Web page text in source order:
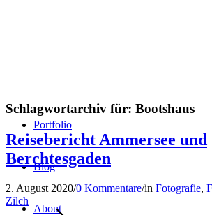
Portfolio
Blog
About
Schlagwortarchiv für: Bootshaus
Reisebericht Ammersee und
Berchtesgaden
2. August 2020/0 Kommentare/in Fotografie,
Zilch